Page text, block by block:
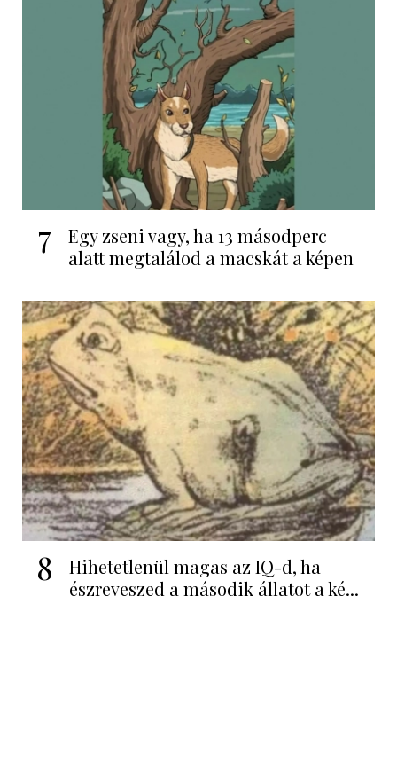
7
Egy zseni vagy, ha 13 másodperc
alatt megtalálod a macskát a képen
8
Hihetetlenül magas az IQ-d, ha
észreveszed a második állatot a ké...